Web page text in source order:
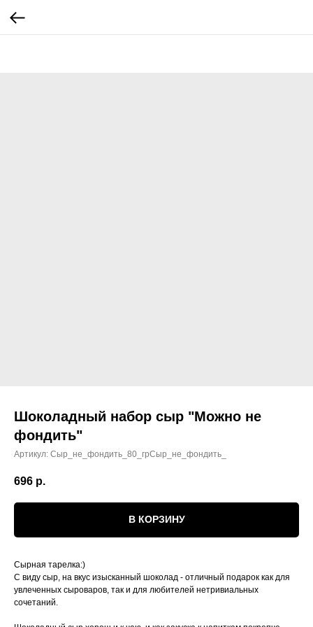
Шоколадный набор сыр "Можно не
фондить"
Артикул: Сыр_не_фондить_80_грСыр_не_фондить_
696 р.
В КОРЗИНУ
Сырная тарелка:)
С виду сыр, на вкус изысканный шоколад - отличный подарок как для
увлеченных сыроваров, так и для любителей нетривиальных
сочетаний.